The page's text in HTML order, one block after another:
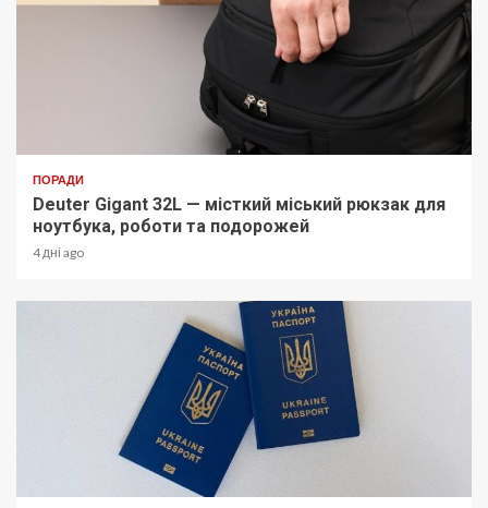
ПОРАДИ
Deuter Gigant 32L — місткий міський рюкзак для
ноутбука, роботи та подорожей
4 дні ago